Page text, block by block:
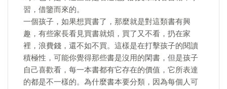
習，借鑒而來的。
一個孩子，如果想買書了，那麼就是對這類書有興
趣，有些家長看見買書就煩，買了又不看，扔在家
裡，浪費錢，還不如不買。這樣是在打擊孩子的閱讀
積極性，可能你覺得那些書是沒用的閑書，但是孩子
自己喜歡看，每一本書都有它存在的價值，它所表達
的都是不一樣的。為什麼書本要分類，因為每個人可